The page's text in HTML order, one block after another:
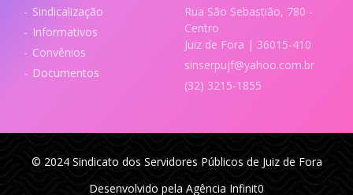
Sindicalização
Informativos
Convênios
Documentos
Rua São Sebastião, 780 -
Centro
Juiz de Fora | 36015-410
sinserpujf@yahoo.com.br
(32) 3215-1855
© 2024 Sindicato dos Servidores Públicos de Juiz de Fora
Desenvolvido pela Agência Infinit0